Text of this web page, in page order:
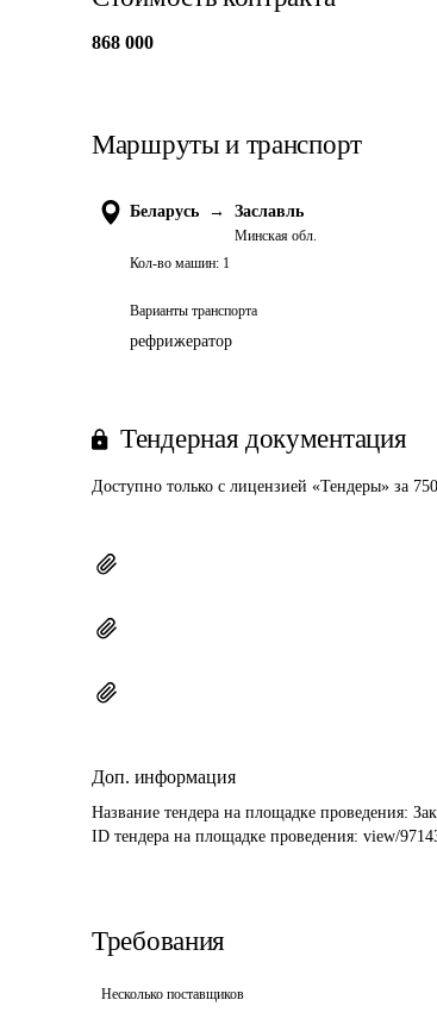
868 000
Маршруты и транспорт
Беларусь → Заславль
Минская обл.
Кол-во машин: 1
Варианты транспорта
рефрижератор
Тендерная документация
Доступно только с лицензией «Тендеры» за
Доп. информация
Название тендера на площадке проведения:
ID тендера на площадке проведения: view/
Требования
Несколько поставщиков